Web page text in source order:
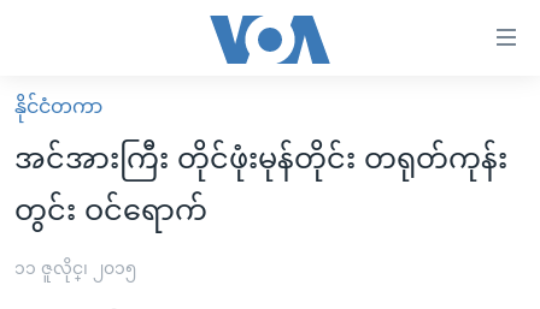
လွယ်ကူ
စေ
သည့်
Link
များ
မူလစာမျက်နှာ
မြန်မာ
ကမ္ဘာ့သတင်းများ
နိုင်ငံတကာ
ဗွီဒီယို
နိုင်ငံတကာ
အင်အားကြီး တိုင်ဖုံးမုန်တိုင်း တရုတ်ကုန်း
တွင်း ဝင်ရောက်
၁၁ ဇူလိုင္၊ ၂၀၁၅